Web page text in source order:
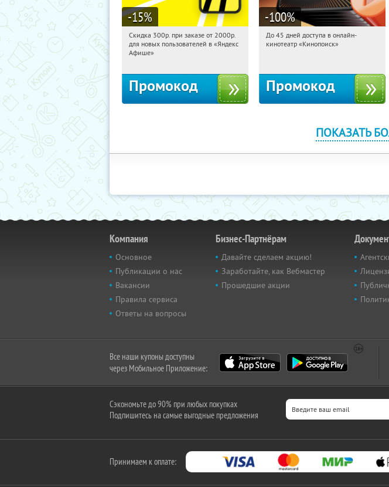
-15%
09:38:12 Получили:65
Россия
Скидка 300р. при заказе от 2000р.
для новых пользователей в «Яндекс
Афише»
Промокод
-100%
09:38:12 Получили:
До 45 дней доступа в онлайн-
кинотеатр «Кинопоиск»
Промокод
ПОКАЗАТЬ
Компания
Основное
Публикации о нас
Вакансии
Правила сервиса
Ответы на вопросы
Бизнес-Партнёрам
Давайте сделаем акцию!
Заработайте, как Вебмастер
Прошедшие акции
Все наши купоны доступны
через Мобильное Приложение:
Сэкономьте до 90% при любых покупках
Подпишитесь на самые выгодные предложения
Принимаем к оплате: